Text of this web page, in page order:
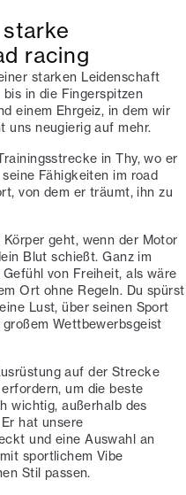
racing
starken Leidenschaft
in die Fingerspitzen
einem Ehrgeiz, in dem wir
uns neugierig auf mehr.
in Thy, wo er
Fähigkeiten im road
von dem er träumt, ihn zu
geht, wenn der Motor
Blut schießt. Ganz im
von Freiheit, als wäre
Ort ohne Regeln. Du spürst
Lust, über seinen Sport
Wettbewerbsgeist
auf der Strecke
um die beste
wichtig, außerhalb des
hat unsere
und eine Auswahl an
sportlichem Vibe
Stil passen.